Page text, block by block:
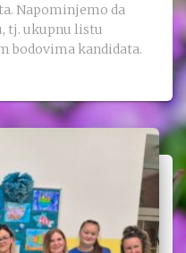
Napominjemo da
tj. ukupnu listu
bodovima kandidata.